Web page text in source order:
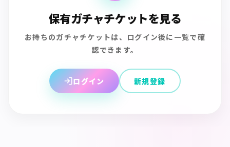
保有ガチャチケットを見る
お持ちのガチャチケットは、ログイン後に一覧で確
認できます。
ログイン 新規登録